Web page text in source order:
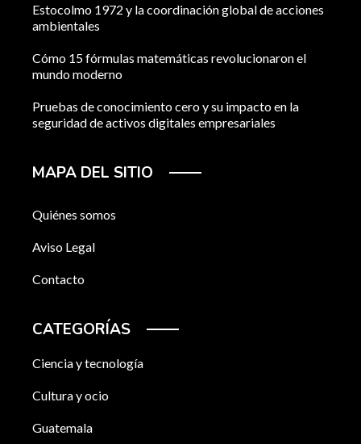
Estocolmo 1972 y la coordinación global de acciones
ambientales
Cómo 15 fórmulas matemáticas revolucionaron el
mundo moderno
Pruebas de conocimiento cero y su impacto en la
seguridad de activos digitales empresariales
MAPA DEL SITIO
Quiénes somos
Aviso Legal
Contacto
CATEGORÍAS
Ciencia y tecnología
Cultura y ocio
Guatemala